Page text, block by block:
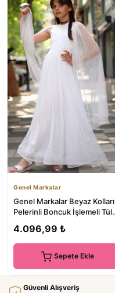
Genel Markalar
Genel Markalar Beyaz Kolları
Pelerinli Boncuk İşlemeli Tül
4.096,99 ₺
Sepete Ekle
Güvenli Alışveriş